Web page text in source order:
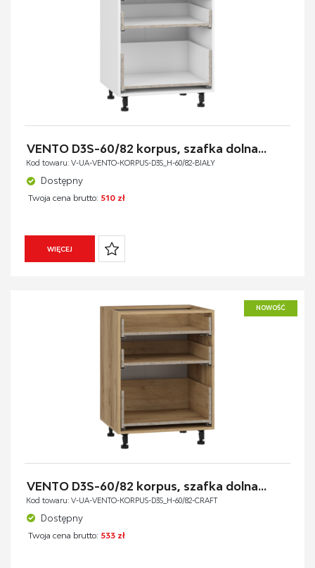
VENTO D3S-60/82 korpus, szafka dolna...
Kod towaru: V-UA-VENTO-KORPUS-D3S_H-60/82-BIAŁY
Dostępny
Twoja cena brutto: 510 zł
WIĘCEJ
NOWOŚĆ
VENTO D3S-60/82 korpus, szafka dolna...
Kod towaru: V-UA-VENTO-KORPUS-D3S_H-60/82-CRAFT
Dostępny
Twoja cena brutto: 533 zł